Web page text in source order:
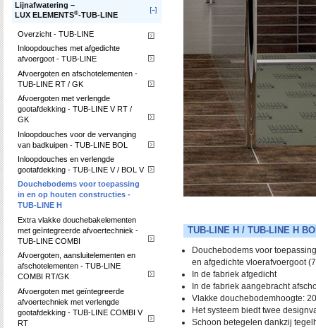
Lijnafwatering –
LUX ELEMENTS®-TUB-LINE
Overzicht - TUB-LINE
Inloopdouches met afgedichte
afvoergoot - TUB-LINE
Afvoergoten en afschotelementen -
TUB-LINE RT / GK
Afvoergoten met verlengde
gootafdekking - TUB-LINE V RT /
GK
Inloopdouches voor de vervanging
van badkuipen - TUB-LINE BOL
Inloopdouches en verlengde
gootafdekking - TUB-LINE V / BOL V
Douchebodems voor toepassing
in en op houten constructies -
TUB-LINE H
Extra vlakke douchebakelementen
met geïntegreerde afvoertechniek -
TUB-LINE COMBI
Afvoergoten, aansluitelementen en
afschotelementen - TUB-LINE
COMBI RT/GK
Afvoergoten met geïntegreerde
afvoertechniek met verlengde
gootafdekking - TUB-LINE COMBI V
RT
TUB-LINE H / TUB-LINE H
Douchebodems voor
en afgedichte vloerafvoergoot
In de fabriek afgedicht
In de fabriek aangebracht
Vlakke douchebodemhoogte:
Het systeem biedt twee
Schoon betegelen dankzij